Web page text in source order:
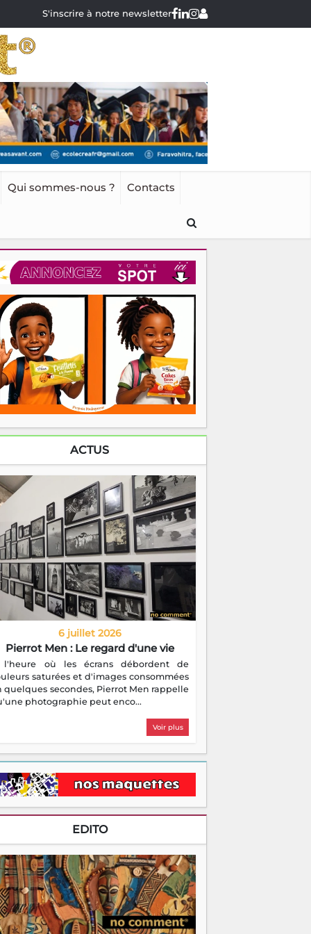
S'inscrire à notre newsletter
Qui sommes-nous ? Contacts
ACTUS
6 juillet 2026
Pierrot Men : Le regard d'une vie
l'heure où les écrans débordent de
saturées et d'images consommées
quelques secondes, Pierrot Men rappelle
photographie peut enco...
Voir plus
EDITO